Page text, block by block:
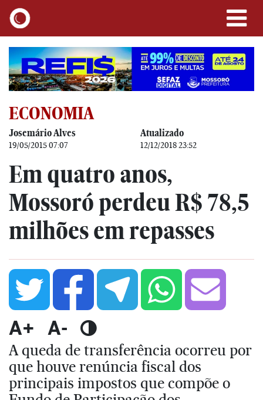
ECONOMIA
Josemário Alves
19/05/2015 07:07
Atualizado
12/12/2018 23:52
Em quatro anos,
Mossoró perdeu R$ 78,5
milhões em repasses
A+ A-
A queda de transferência ocorreu por
que houve renúncia fiscal dos
principais impostos que compõe o